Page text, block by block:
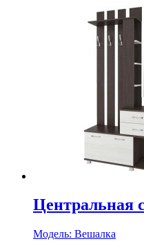
Центральная
Модель: Вешалка